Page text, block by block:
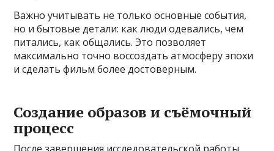
Важно учитывать не только основные события,
но и бытовые детали: как люди одевались, чем
питались, как общались. Это позволяет
максимально точно воссоздать атмосферу эпохи
и сделать фильм более достоверным.
Создание образов и съёмочный
процесс